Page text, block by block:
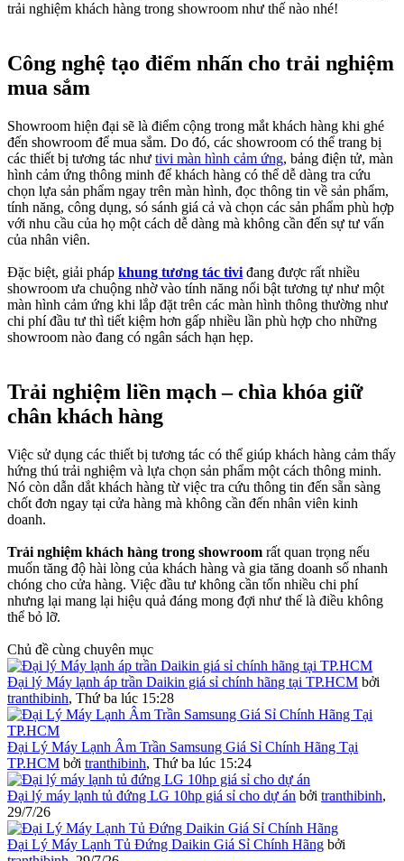
trải nghiệm khách hàng trong showroom như thế nào nhé!
Công nghệ tạo điểm nhấn cho trải nghiệm
mua sắm
Showroom hiện đại sẽ là điểm cộng trong mắt khách hàng khi ghé
đến showroom để mua sắm. Do đó, các showroom có thể trang bị
các thiết bị tương tác như tivi màn hình cảm ứng, bảng điện tử, màn
hình cảm ứng thông minh để khách hàng có thể dễ dàng tra cứu
chọn lựa sản phẩm ngay trên màn hình, đọc thông tin về sản phẩm,
tính năng, công dụng, só sánh giá cả và chọn các sản phẩm phù hợp
với nhu cầu của họ một cách dễ dàng mà không cần đến sự tư vấn
của nhân viên.
Đặc biệt, giải pháp khung tương tác tivi đang được rất nhiều
showroom ưa chuộng nhờ vào tính năng nổi bật tương tự như một
màn hình cảm ứng khi lắp đặt trên các màn hình thông thường như
chi phí đầu tư thì tiết kiệm hơn gấp nhiều lần phù hợp cho những
showroom nào đang có ngân sách hạn hẹp.
Trải nghiệm liền mạch – chìa khóa giữ
chân khách hàng
Việc sử dụng các thiết bị tương tác có thể giúp khách hàng cảm thấy
hứng thú trải nghiệm và lựa chọn sản phẩm một cách thông minh.
Nó còn dẫn dắt khách hàng từ việc tra cứu thông tin đến sẵn sàng
chốt đơn ngay tại cửa hàng mà không cần đến nhân viên kinh
doanh.
Trải nghiệm khách hàng trong showroom rất quan trọng nếu
muốn tăng độ hài lòng của khách hàng và gia tăng doanh số nhanh
chóng cho cửa hàng. Việc đầu tư không cần tốn nhiều chi phí
nhưng lại mang lại hiệu quả đáng mong đợi như thế là điều không
thể bỏ lỡ.
Chủ đề cùng chuyên mục
Đại lý Máy lạnh áp trần Daikin giá sỉ chính hãng tại TP.HCM bởi
tranthibinh, Thứ ba lúc 15:28
Đại Lý Máy Lạnh Âm Trần Samsung Giá Sỉ Chính Hãng Tại
TP.HCM bởi tranthibinh, Thứ ba lúc 15:24
Đại lý máy lạnh tủ đứng LG 10hp giá sỉ cho dự án bởi tranthibinh,
29/7/26
Đại Lý Máy Lạnh Tủ Đứng Daikin Giá Sỉ Chính Hãng bởi